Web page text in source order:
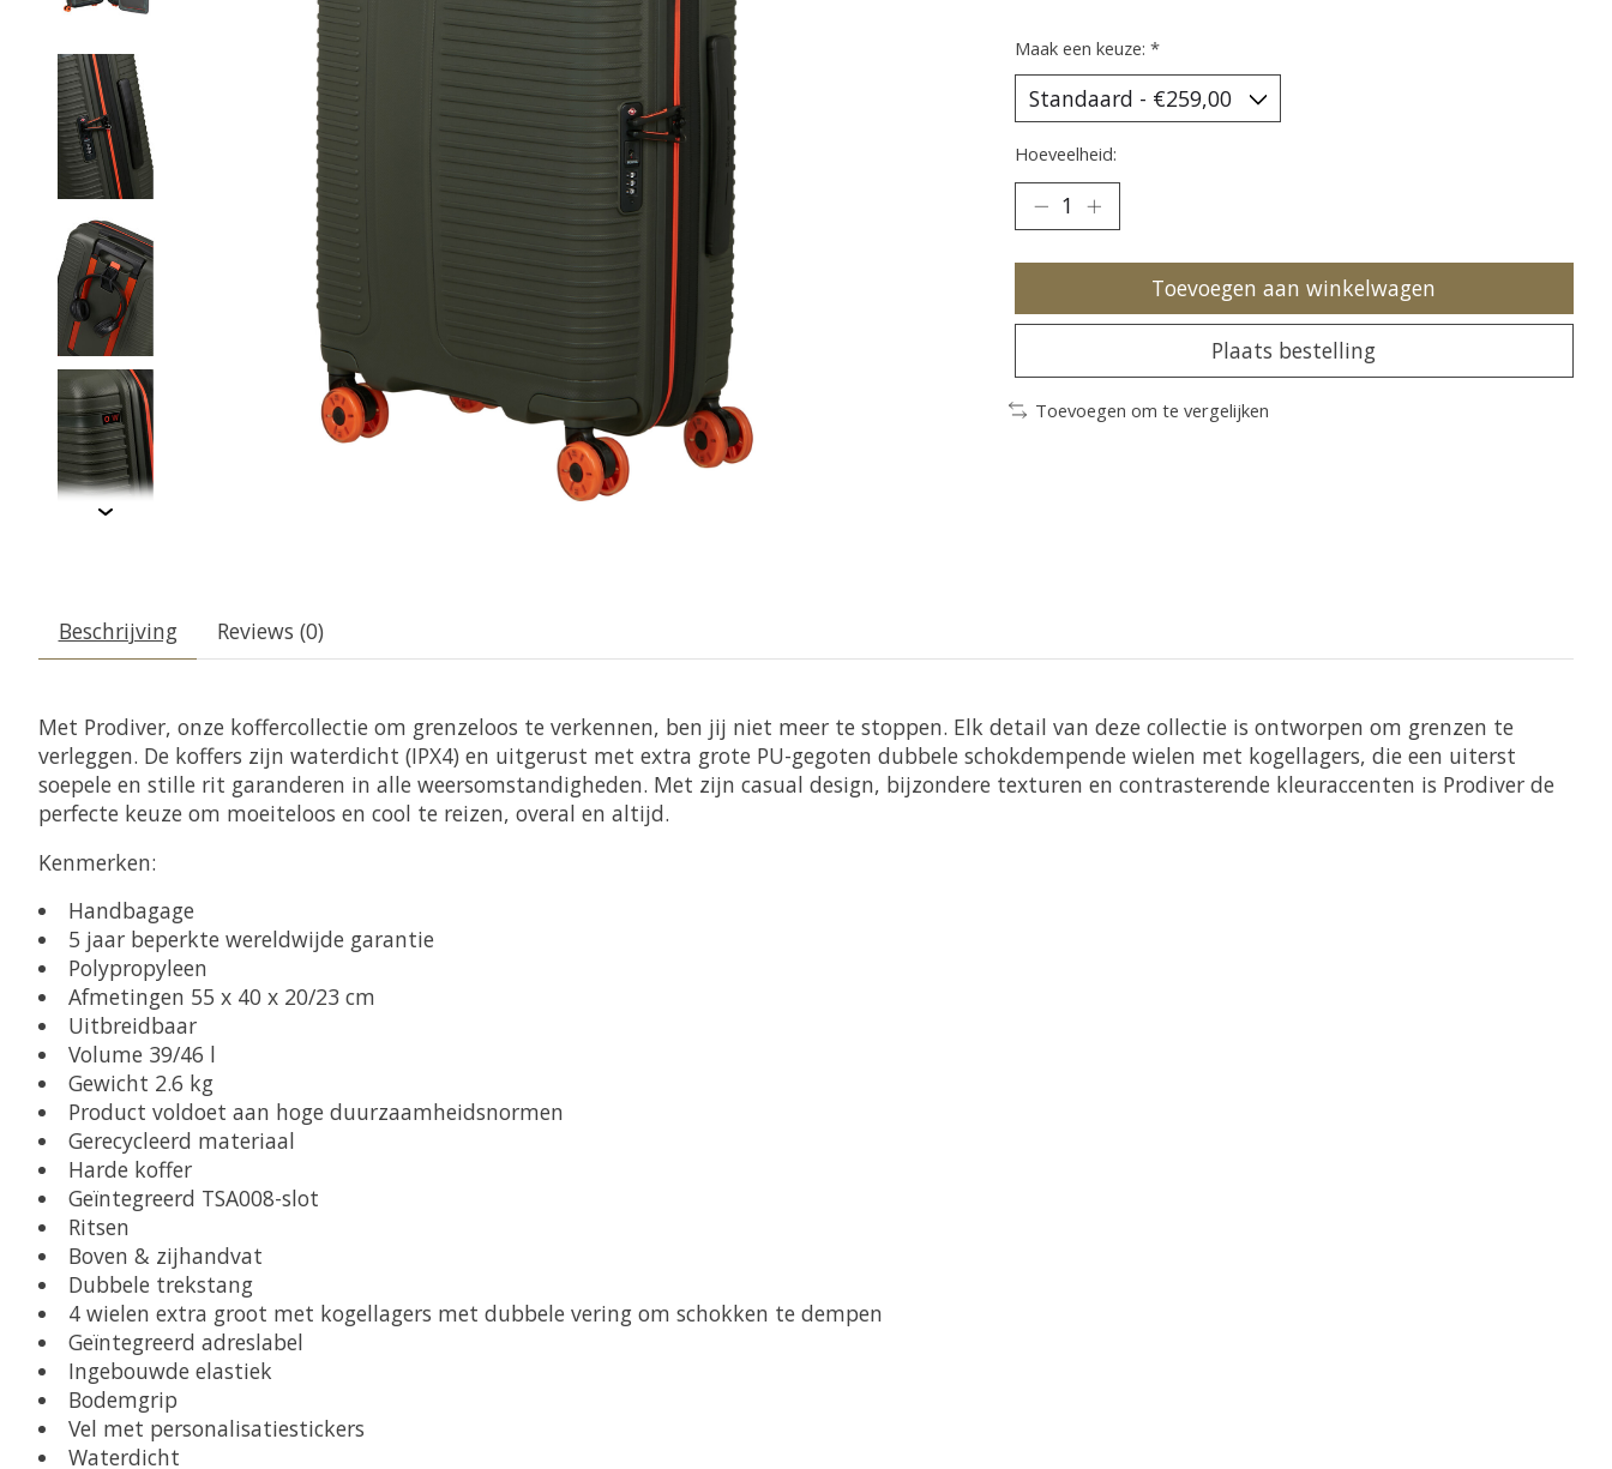
Maak een keuze: *
Hoeveelheid:
Toevoegen aan winkelwagen
Plaats bestelling
Toevoegen om te vergelijken
Beschrijving Reviews (0)
Met Prodiver, onze koffercollectie om grenzeloos te verkennen, ben jij niet meer te stoppen. Elk detail van deze collectie is ontworpen om grenzen te
verleggen. De koffers zijn waterdicht (IPX4) en uitgerust met extra grote PU-gegoten dubbele schokdempende wielen met kogellagers, die een uiterst
soepele en stille rit garanderen in alle weersomstandigheden. Met zijn casual design, bijzondere texturen en contrasterende kleuraccenten is Prodiver de
perfecte keuze om moeiteloos en cool te reizen, overal en altijd.
Kenmerken:
Handbagage
5 jaar beperkte wereldwijde garantie
Polypropyleen
Afmetingen 55 x 40 x 20/23 cm
Uitbreidbaar
Volume 39/46 l
Gewicht 2.6 kg
Product voldoet aan hoge duurzaamheidsnormen
Gerecycleerd materiaal
Harde koffer
Geïntegreerd TSA008-slot
Ritsen
Boven & zijhandvat
Dubbele trekstang
4 wielen extra groot met kogellagers met dubbele vering om schokken te dempen
Geïntegreerd adreslabel
Ingebouwde elastiek
Bodemgrip
Vel met personalisatiestickers
Waterdicht